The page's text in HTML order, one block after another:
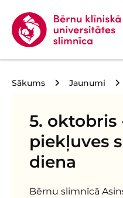
Sākums Jaunumi
5. oktobris
piekļuves
diena
Bērnu slimnīcā